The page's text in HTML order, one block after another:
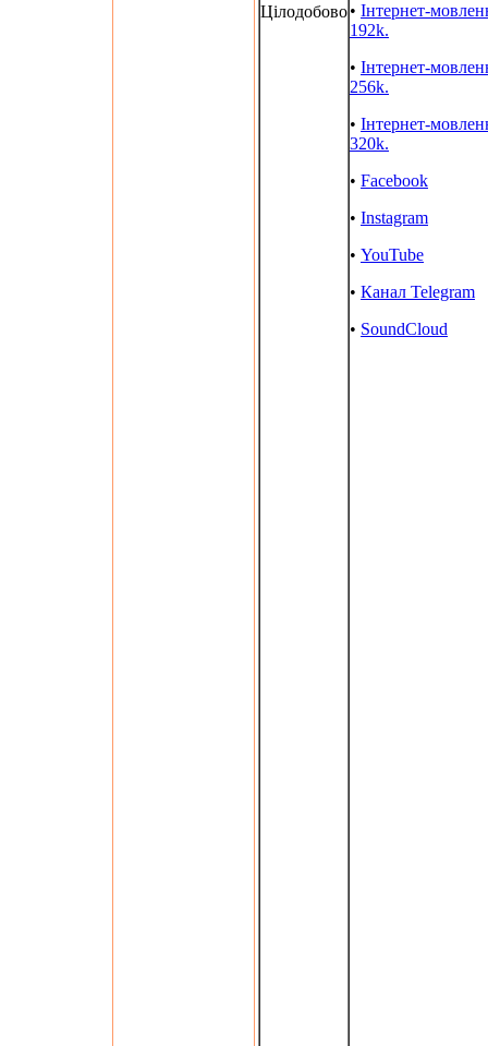
Цілодобово• Інтернет-
192k.
• Інтернет-
256k.
• Інтернет-
320k.
• Facebook
• Instagram
• YouTube
• Канал Telegram
• SoundCloud